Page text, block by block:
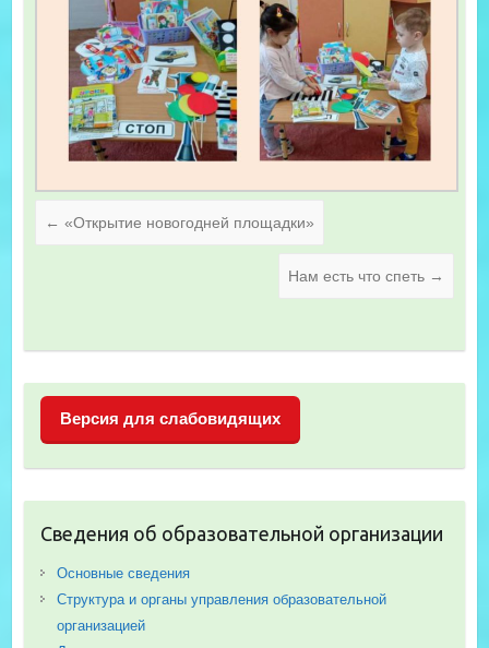
← «Открытие новогодней площадки»
Нам есть что спеть →
Версия для слабовидящих
Сведения об образовательной организации
Основные сведения
Структура и органы управления образовательной
организацией